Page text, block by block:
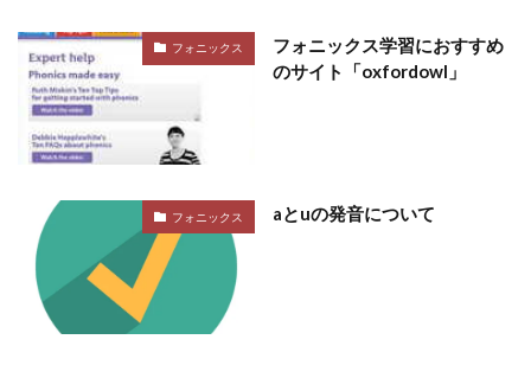
フォニックス
フォニックス学習におすすめ
のサイト「oxfordowl」
フォニックス aとuの発音について